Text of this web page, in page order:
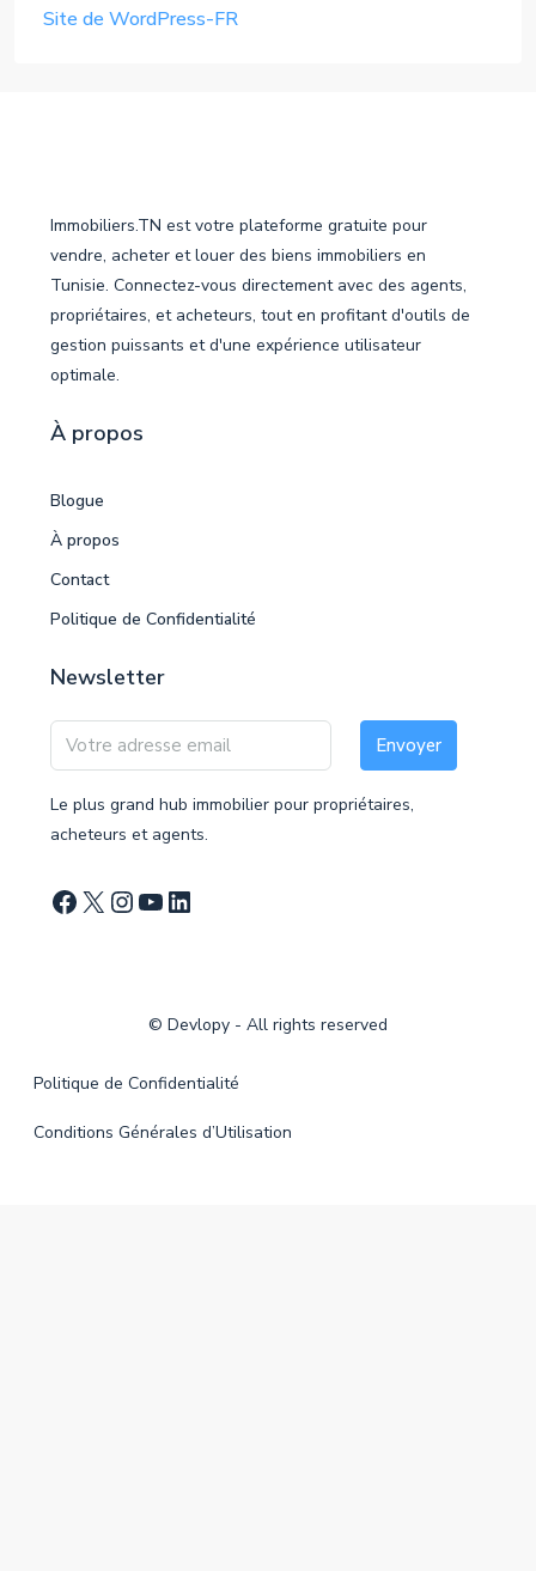
Site de WordPress-FR
Immobiliers.TN est votre plateforme gratuite pour
vendre, acheter et louer des biens immobiliers en
Tunisie. Connectez-vous directement avec des agents,
propriétaires, et acheteurs, tout en profitant d'outils de
gestion puissants et d'une expérience utilisateur
optimale.
À propos
Blogue
À propos
Contact
Politique de Confidentialité
Newsletter
Envoyer
Le plus grand hub immobilier pour propriétaires,
acheteurs et agents.
© Devlopy - All rights reserved
Politique de Confidentialité
Conditions Générales d’Utilisation